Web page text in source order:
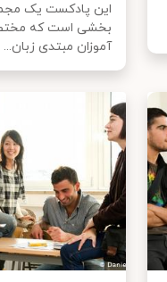
این پادکست یک
بخشی است که
آموزان مبتدی زبان...